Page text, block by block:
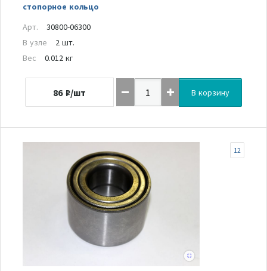
стопорное кольцо
Арт.
30800-06300
В узле
2 шт.
Вес
0.012 кг
86 ₽/шт В корзину
12